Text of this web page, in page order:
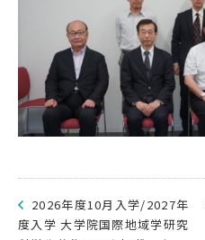
2026年度10月入学/2027年
度入学 大学院国際地域学研究